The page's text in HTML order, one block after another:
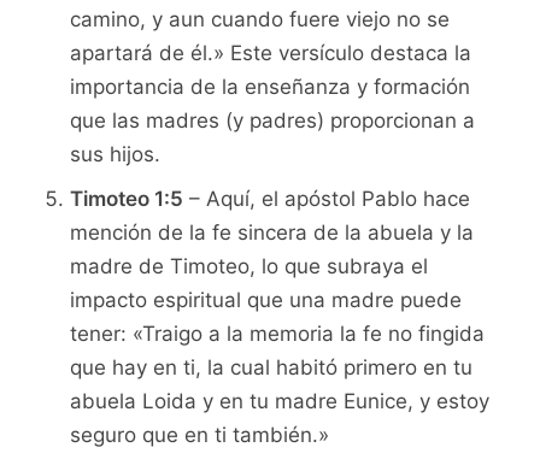
camino, y aun cuando fuere viejo no se
apartará de él.» Este versículo destaca la
importancia de la enseñanza y formación
que las madres (y padres) proporcionan a
sus hijos.
Timoteo 1:5 – Aquí, el apóstol Pablo hace
mención de la fe sincera de la abuela y la
madre de Timoteo, lo que subraya el
impacto espiritual que una madre puede
tener: «Traigo a la memoria la fe no fingida
que hay en ti, la cual habitó primero en tu
abuela Loida y en tu madre Eunice, y estoy
seguro que en ti también.»